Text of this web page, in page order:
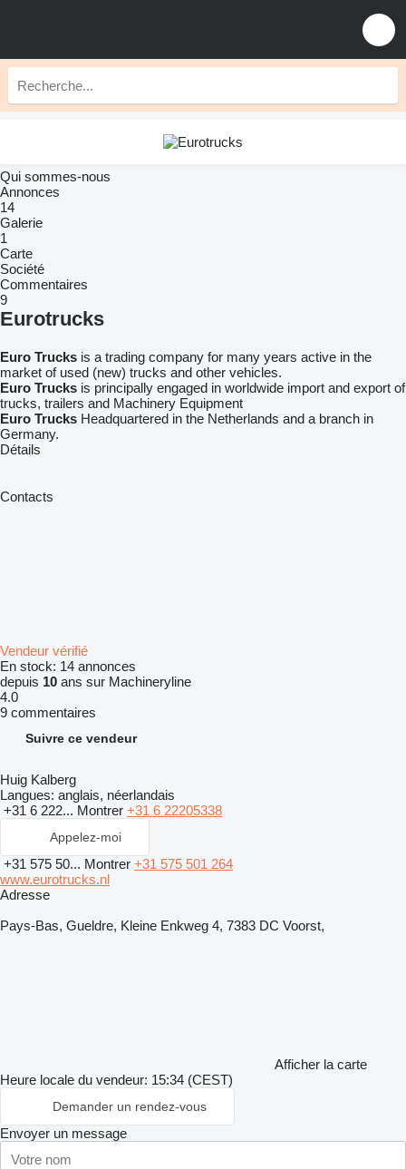
Qui sommes-nous
Annonces
14
Galerie
1
Carte
Société
Commentaires
9
Eurotrucks
Euro Trucks is a trading company for many years active in the
market of used (new) trucks and other vehicles.
Euro Trucks is principally engaged in worldwide import and export of
trucks, trailers and Machinery Equipment
Euro Trucks Headquartered in the Netherlands and a branch in
Germany.
Détails
Contacts
Vendeur vérifié
En stock: 14 annonces
depuis 10 ans sur Machineryline
4.0
9 commentaires
Suivre ce vendeur
Huig Kalberg
Langues: anglais, néerlandais
+31 6 222... Montrer +31 6 22205338
Appelez-moi
+31 575 50... Montrer +31 575 501 264
www.eurotrucks.nl
Adresse
Pays-Bas, Gueldre, Kleine Enkweg 4, 7383 DC Voorst,
Afficher la carte
Heure locale du vendeur: 15:34 (CEST)
Demander un rendez-vous
Envoyer un message